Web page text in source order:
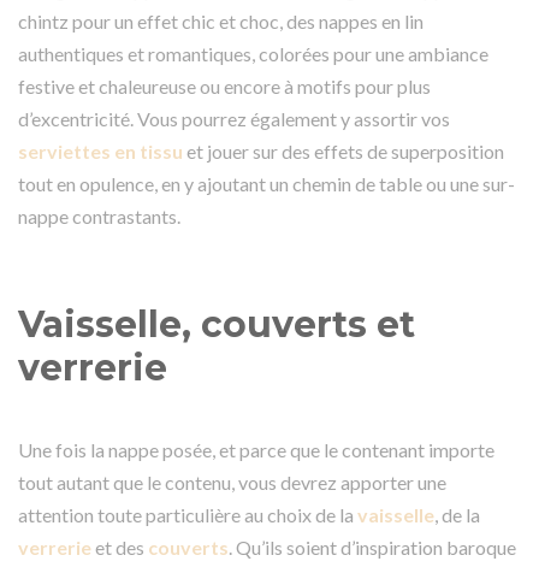
chintz pour un effet chic et choc, des nappes en lin
authentiques et romantiques, colorées pour une ambiance
festive et chaleureuse ou encore à motifs pour plus
d’excentricité. Vous pourrez également y assortir vos
serviettes en tissu et jouer sur des effets de superposition
tout en opulence, en y ajoutant un chemin de table ou une sur-
nappe contrastants.
Vaisselle, couverts et
verrerie
Une fois la nappe posée, et parce que le contenant importe
tout autant que le contenu, vous devrez apporter une
attention toute particulière au choix de la vaisselle, de la
verrerieet des couverts. Qu’ils soient d’inspiration baroque